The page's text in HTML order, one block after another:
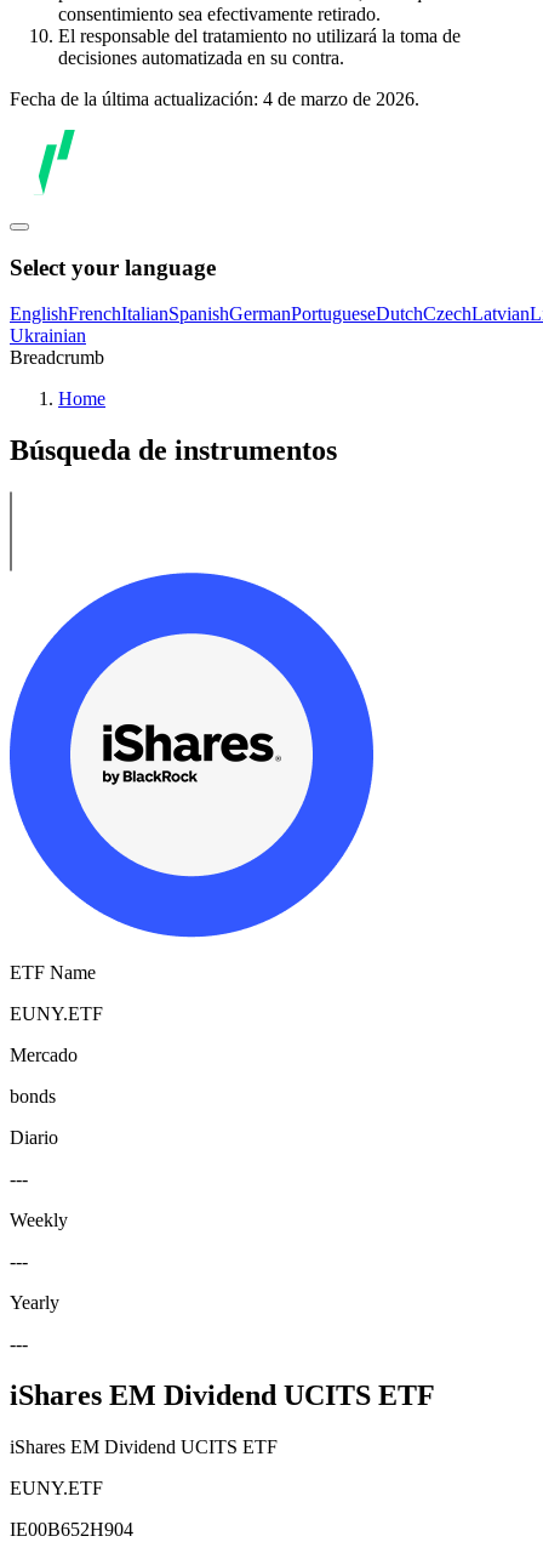
consentimiento sea efectivamente retirado.
El responsable del tratamiento no utilizará la toma de
decisiones automatizada en su contra.
Fecha de la última actualización: 4 de marzo de 2026.
Select your language
EnglishFrenchItalianSpanishGermanPortugueseDutchCzechLatvian
Ukrainian
Breadcrumb
Home
Búsqueda de instrumentos
ETF Name
EUNY.ETF
Mercado
bonds
Diario
---
Weekly
---
Yearly
---
iShares EM Dividend UCITS ETF
iShares EM Dividend UCITS ETF
EUNY.ETF
IE00B652H904